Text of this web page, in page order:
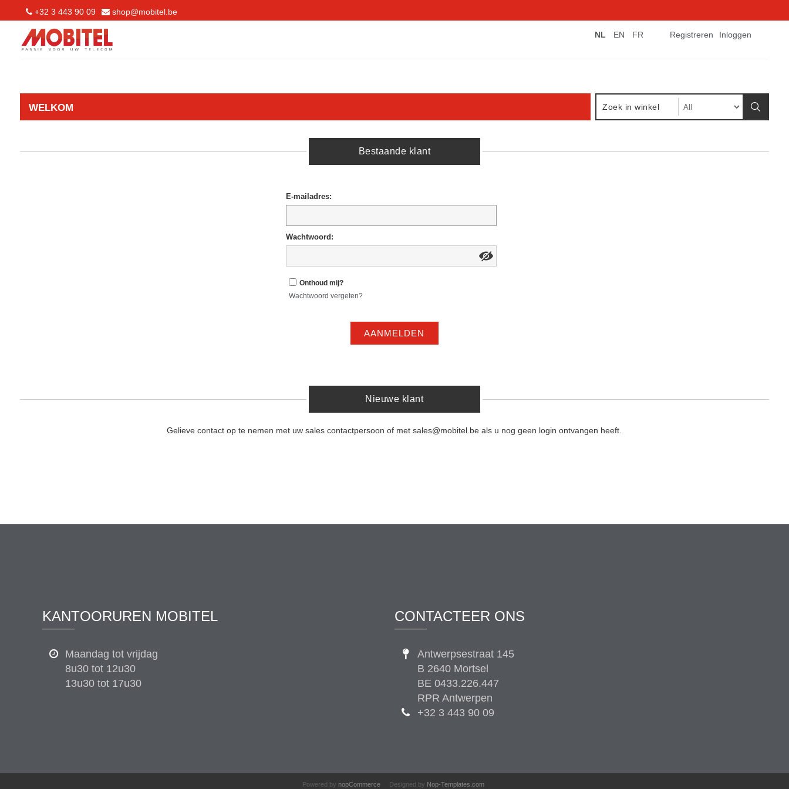
+32 3 443 90 09 shop@mobitel.be
Registreren Inloggen
NL EN FR
WELKOM
Bestaande klant
E-mailadres:
Wachtwoord:
Onthoud mij?
Wachtwoord vergeten?
AANMELDEN
Nieuwe klant
Gelieve contact op te nemen met uw sales contactpersoon of met sales@mobitel.be als u nog geen login ontvangen heeft.
KANTOORUREN MOBITEL
Maandag tot vrijdag
8u30 tot 12u30
13u30 tot 17u30
CONTACTEER ONS
Antwerpsestraat 145
B 2640 Mortsel
BE 0433.226.447
RPR Antwerpen
+32 3 443 90 09
Powered by nopCommerce Designed by Nop-Templates.com